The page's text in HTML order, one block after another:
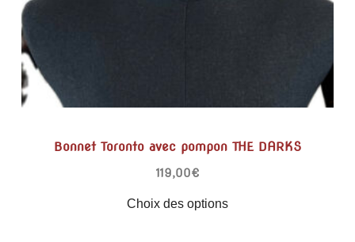
Bonnet Toronto avec pompon THE DARKS
119,00€
Choix des options